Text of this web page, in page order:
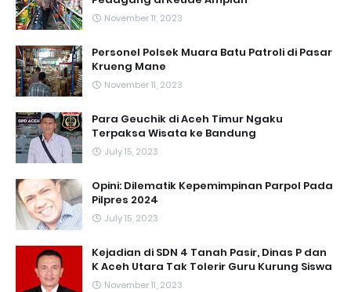
November 11, 2023
Personel Polsek Muara Batu Patroli di Pasar
Krueng Mane
November 11, 2023
Para Geuchik di Aceh Timur Ngaku
Terpaksa Wisata ke Bandung
July 15, 2023
Opini: Dilematik Kepemimpinan Parpol Pada
Pilpres 2024
July 15, 2023
Kejadian di SDN 4 Tanah Pasir, Dinas P dan
K Aceh Utara Tak Tolerir Guru Kurung Siswa
November 11, 2023